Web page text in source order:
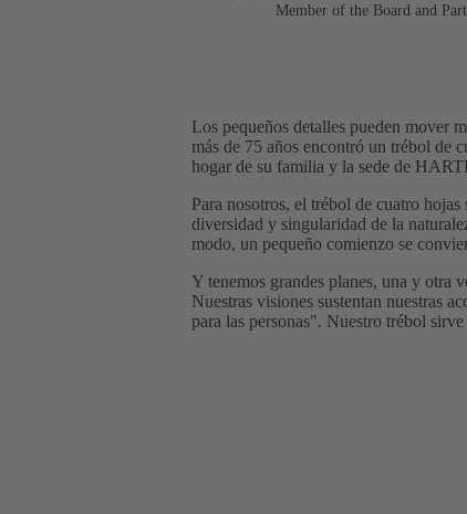
Member of the Board and
Los pequeños detalles pueden mover
más de 75 años encontró un trébol de
hogar de su familia y la sede de
Para nosotros, el trébol de cuatro
diversidad y singularidad de la
modo, un pequeño comienzo se
Y tenemos grandes planes, una y otra
Nuestras visiones sustentan nuestras
para las personas". Nuestro trébol